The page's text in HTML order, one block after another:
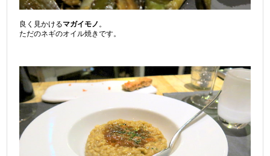
良く見かけるマガイモノ 。
ただのネギのオイル焼きです。